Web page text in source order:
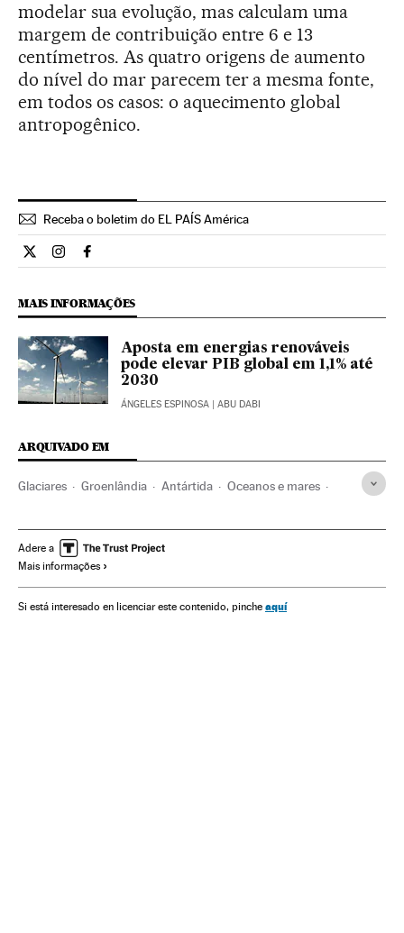
modelar sua evolução, mas calculam uma
margem de contribuição entre 6 e 13
centímetros. As quatro origens de aumento
do nível do mar parecem ter a mesma fonte,
em todos os casos: o aquecimento global
antropogênico.
Receba o boletim do EL PAÍS América
Ciencia El País Brasil en Twitter
Ciencia El País Brasil en Instagram
Ciencia El País Brasil en Facebook
MAIS INFORMAÇÕES
Aposta em energias renováveis
pode elevar PIB global em 1,1% até
2030
ÁNGELES ESPINOSA | ABU DABI
ARQUIVADO EM
Glaciares Groenlândia Antártida Oceanos e mares
Ciência
Adere a
Mais informações
Si está interesado en licenciar este contenido, pinche aquí